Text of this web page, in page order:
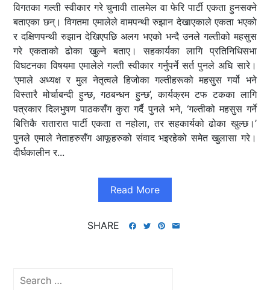
विगतका गल्ती स्वीकार गरे चुनावी तालमेल वा फेरि पार्टी एकता हुनसक्ने
बताएका छन्। विगतमा एमालेले वामपन्थी रुझान देखाएकाले एकता भएको
र दक्षिणपन्थी रुझान देखिएपछि अलग भएको भन्दै उनले गल्तीको महसुस
गरे एकताको ढोका खुल्ने बताए। सहकार्यका लागि प्रतिनिधिसभा
विघटनका विषयमा एमालेले गल्ती स्वीकार गर्नुपर्ने सर्त पुनले अघि सारे।
‘एमाले अध्यक्ष र मुल नेतृत्वले हिजोका गल्तीहरूको महसुस गर्यो भने
विस्तारै मोर्चाबन्दी हुन्छ, गठबन्धन हुन्छ’, कार्यक्रम टफ टकका लागि
पत्रकार दिलभुषण पाठकसँग कुरा गर्दै पुनले भने, ‘गल्तीको महसुस गर्ने
बित्तिकै रातारात पार्टी एकता त नहोला, तर सहकार्यको ढोका खुल्छ।’
पुनले एमाले नेताहरुसँग आफूहरुको संवाद भइरहेको समेत खुलासा गरे।
दीर्घकालीन र...
Read More
SHARE
Search